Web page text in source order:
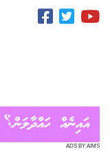
ADS BY AIMS